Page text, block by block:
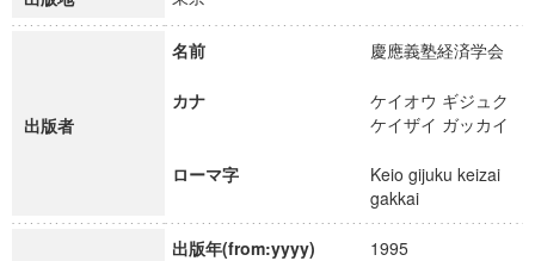
出版者
名前 慶應義塾経済学会
カナ
ケイオウ ギジュク
ケイザイ ガッカイ
ローマ字
Keio gijuku keizai
gakkai
出版年(from:yyyy)
1995